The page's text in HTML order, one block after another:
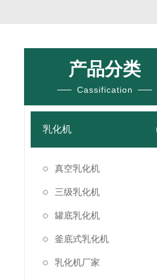
产品分类
Cassification
乳化机
真空乳化机
三级乳化机
罐底乳化机
釜底式乳化机
乳化机厂家